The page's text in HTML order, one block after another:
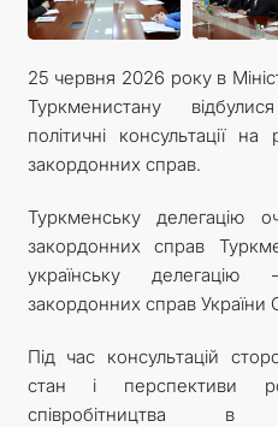
25 червня 2026 року в
Туркменистану
політичні консультації на
закордонних справ.
Туркменську делегацію
закордонних справ
українську
закордонних справ
Під час консультацій
стан і перспективи
співробітництва в